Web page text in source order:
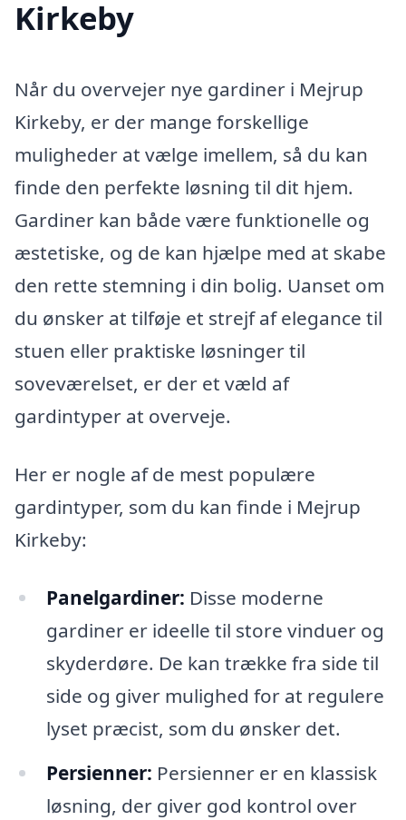
Kirkeby
Når du overvejer nye gardiner i Mejrup
Kirkeby, er der mange forskellige
muligheder at vælge imellem, så du kan
finde den perfekte løsning til dit hjem.
Gardiner kan både være funktionelle og
æstetiske, og de kan hjælpe med at skabe
den rette stemning i din bolig. Uanset om
du ønsker at tilføje et strejf af elegance til
stuen eller praktiske løsninger til
soveværelset, er der et væld af
gardintyper at overveje.
Her er nogle af de mest populære
gardintyper, som du kan finde i Mejrup
Kirkeby:
Panelgardiner: Disse moderne
gardiner er ideelle til store vinduer og
skyderdøre. De kan trække fra side til
side og giver mulighed for at regulere
lyset præcist, som du ønsker det.
Persienner: Persienner er en klassisk
løsning, der giver god kontrol over